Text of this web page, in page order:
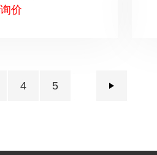
价
4 5